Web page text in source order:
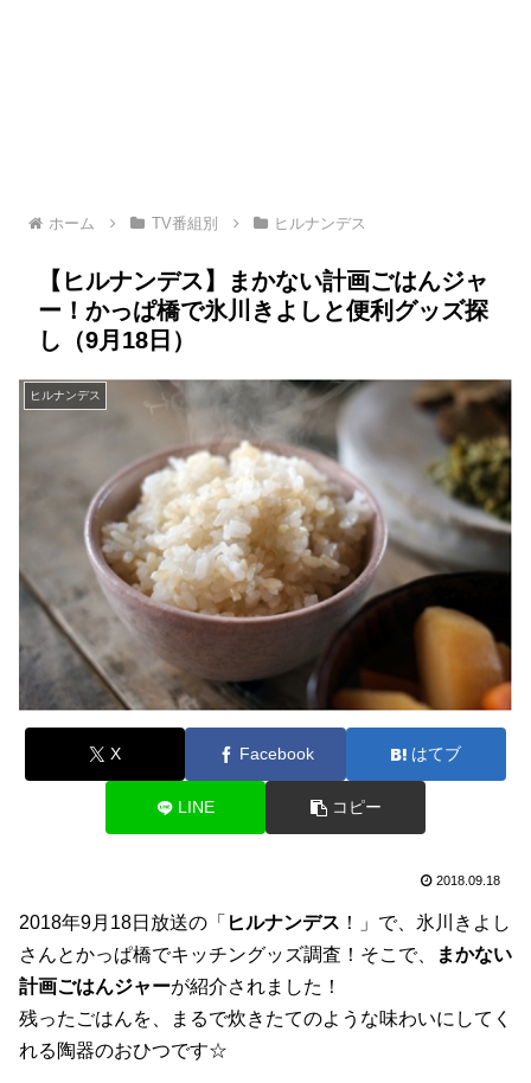
ホーム TV番組別 ヒルナンデス
【ヒルナンデス】まかない計画ごはんジャ
ー！かっぱ橋で氷川きよしと便利グッズ探
し（9月18日）
ヒルナンデス
X Facebook はてブ
LINE コピー
2018.09.18
2018年9月18日放送の「 ヒルナンデス ！」で、氷川きよし
さんとかっぱ橋でキッチングッズ調査！そこで、
まかない
計画ごはんジャーが紹介されました！
残ったごはんを、まるで炊きたてのような味わいにしてく
れる陶器のおひつです☆